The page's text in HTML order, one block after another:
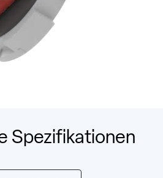
Spezifikationen